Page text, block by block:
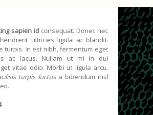
sapien id consequat. Donec nec
ultricies ligula ac blandit.
turpis. In est nibh, fermentum eget
ac lacus. Nullam ut mi in dui
vitae odio. Morbi ut ligula arcu.
turpis luctusa bibendum nisl